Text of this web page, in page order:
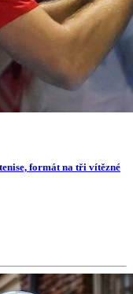
formát na tři vítězné